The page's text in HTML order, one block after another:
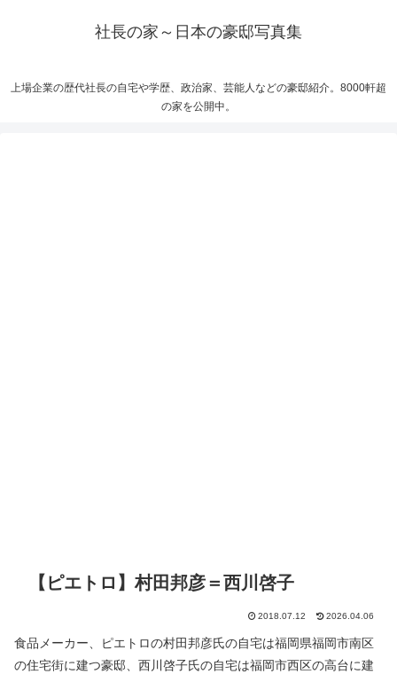
社長の家～日本の豪邸写真集
上場企業の歴代社長の自宅や学歴、政治家、芸能人などの豪邸紹介。8000軒超
の家を公開中。
【ピエトロ】村田邦彦＝西川啓子
2018.07.12 2026.04.06
食品メーカー、ピエトロの村田邦彦氏の自宅は福岡県福岡市南区
の住宅街に建つ豪邸、西川啓子氏の自宅は福岡市西区の高台に建